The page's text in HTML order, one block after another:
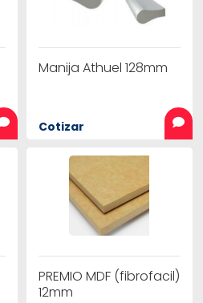
Manija Athuel 128mm
Cotizar
PREMIO MDF (fibrofacil)
12mm